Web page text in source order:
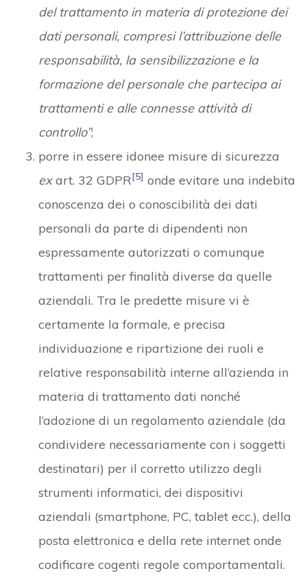
del trattamento in materia di protezione dei
dati personali, compresi l’attribuzione delle
responsabilità, la sensibilizzazione e la
formazione del personale che partecipa ai
trattamenti e alle connesse attività di
controllo”;
porre in essere idonee misure di sicurezza
exart. 32 GDPR[5] onde evitare una indebita
conoscenza dei o conoscibilità dei dati
personali da parte di dipendenti non
espressamente autorizzati o comunque
trattamenti per finalità diverse da quelle
aziendali. Tra le predette misure vi è
certamente la formale, e precisa
individuazione e ripartizione dei ruoli e
relative responsabilità interne all’azienda in
materia di trattamento dati nonché
l’adozione di un regolamento aziendale (da
condividere necessariamente con i soggetti
destinatari) per il corretto utilizzo degli
strumenti informatici, dei dispositivi
aziendali (smartphone, PC, tablet ecc.), della
posta elettronica e della rete internet onde
codificare cogenti regole comportamentali.